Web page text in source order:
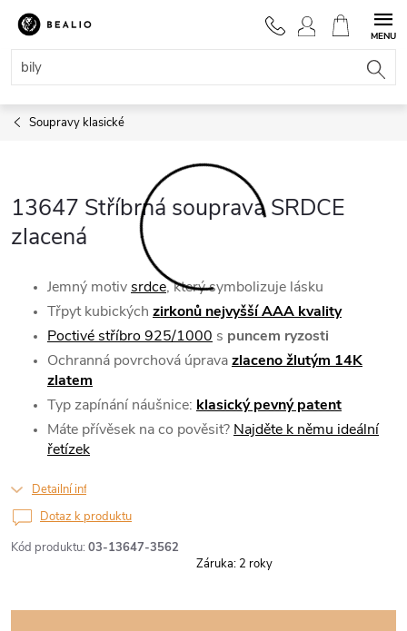
Přejít
obsah
NÁKUPNÍ
KOŠÍK
Soupravy klasické
13647 Stříbrná souprava SRDCE
zlacená
Kód produktu: 03-13647-3562
Jemný motivsrdce, který symbolizuje lásku
Třpyt kubických zirkonů nejvyšší AAA kvality
Poctivé stříbro 925/1000 s puncem ryzosti
Ochranná povrchová úpravazlaceno žlutým 14K
zlatem
Typ zapínání náušnice: klasický pevný patent
Máte přívěsek na co pověsit? Najděte k němu ideální
řetízek
Detailní informace
Dotaz k produktu
Záruka: 2 roky